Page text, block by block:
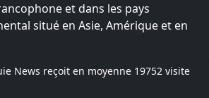
et dans les pays
situé en Asie, Amérique et en
News reçoit en moyenne 19752 visite